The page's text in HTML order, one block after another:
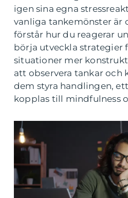
igen sina egna
vanliga tankemönster är
förstår hur du reagerar
börja utveckla strategier
situationer mer
att observera tankar och
dem styra handlingen,
kopplas till mindfulness